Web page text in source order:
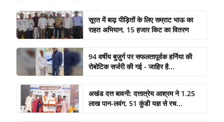
सूरत में बाढ़ पीड़ितों के लिए सम्राट भाऊ का
राहत अभियान, 15 हजार किट का वितरण
94 वर्षीय बुज़ुर्ग पर सफलतापूर्वक हर्निया की
रोबोटिक सर्जरी की गई - जाहिर है...
अखंड दत्त बावनी: दत्तात्रेय आश्रम ने 1.25
लाख पान-लवंग, 51 कुंडी यज्ञ से रच...